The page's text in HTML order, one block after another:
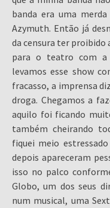
banda era uma
Azymuth. Então já
da censura ter proibido
para o teatro com a
levamos esse show
fracasso, a imprensa
droga. Chegamos a
aquilo foi ficando
também cheirando
fiquei meio
depois apareceram
isso no palco
Globo, um dos seus
num musical, uma